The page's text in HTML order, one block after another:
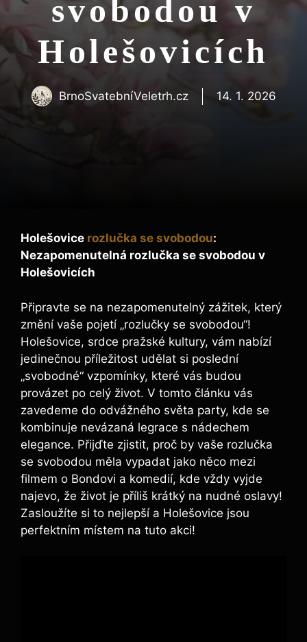
svobodou v
Holešovicích
BrnoSvatebníVeletrh.cz 14. 1. 2026
Holešovice rozlučka se svobodou:
Nezapomenutelná rozlučka se svobodou v
Holešovicích
Připravte se na nezapomenutelný zážitek, který
změní vaše pojetí „rozlučky se svobodou“!
Holešovice, srdce pražské kultury, vám nabízí
jedinečnou příležitost udělat si poslední
„svobodné“ vzpomínky, které vás budou
provázet po celý život. V tomto článku vás
zavedeme do odvážného světa party, kde se
kombinuje nevázaná legrace s nádechem
elegance. Přijďte zjistit, proč by vaše rozlučka
se svobodou měla vypadat jako něco mezi
filmem o Bondovi a komedií, kde vždy vyjde
najevo, že život je příliš krátký na nudné oslavy!
Zasloužíte si to nejlepší a Holešovice jsou
perfektním místem na tuto akci!